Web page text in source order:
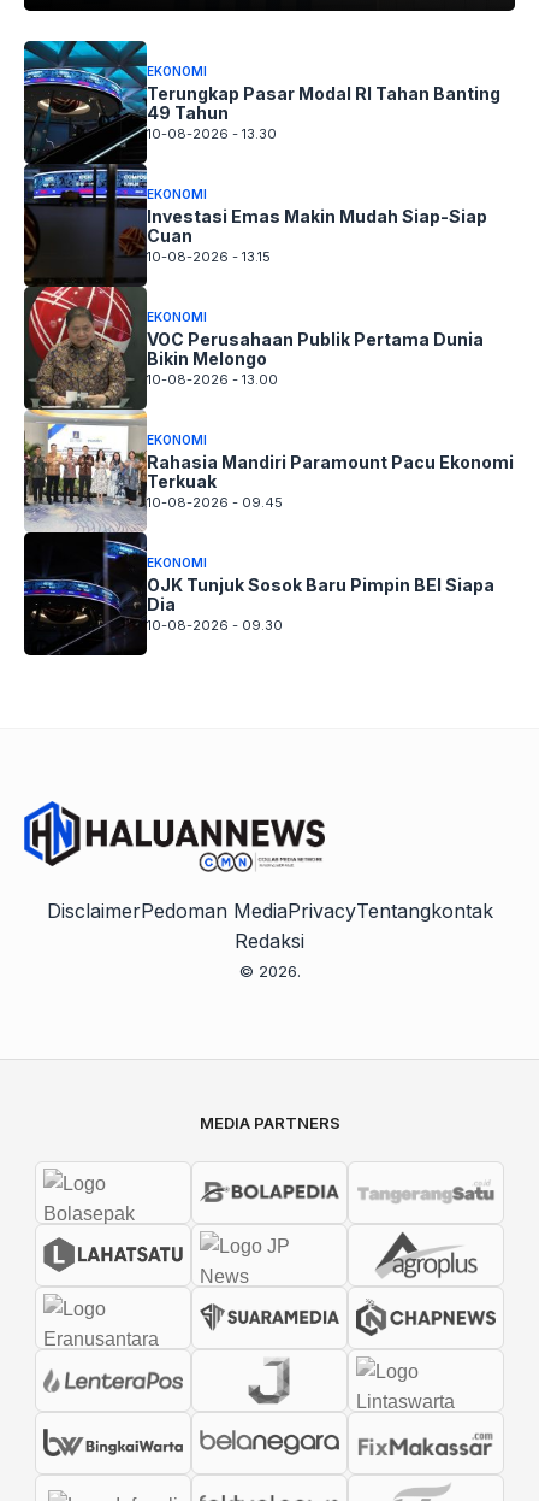
EKONOMI
Terungkap Pasar Modal RI Tahan Banting
49 Tahun
10-08-2026 - 13.30
EKONOMI
Investasi Emas Makin Mudah Siap-Siap
Cuan
10-08-2026 - 13.15
EKONOMI
VOC Perusahaan Publik Pertama Dunia
Bikin Melongo
10-08-2026 - 13.00
EKONOMI
Rahasia Mandiri Paramount Pacu Ekonomi
Terkuak
10-08-2026 - 09.45
EKONOMI
OJK Tunjuk Sosok Baru Pimpin BEI Siapa
Dia
10-08-2026 - 09.30
DisclaimerPedoman MediaPrivacyTentangkontak
Redaksi
© 2026.
MEDIA PARTNERS